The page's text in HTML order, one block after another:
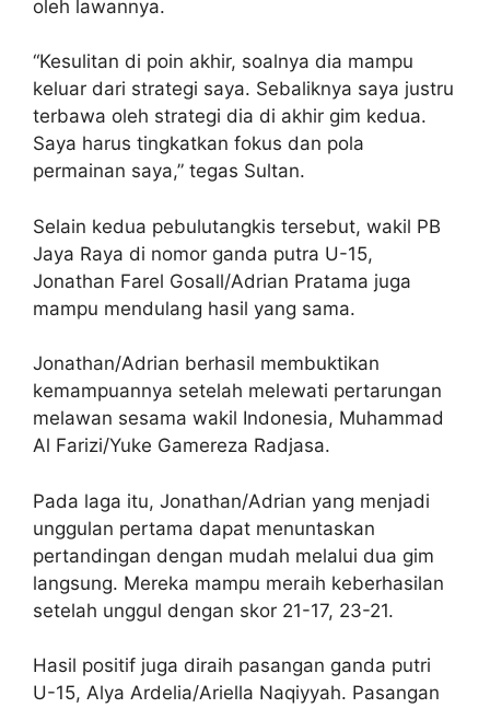
oleh lawannya.
“Kesulitan di poin akhir, soalnya dia mampu
keluar dari strategi saya. Sebaliknya saya justru
terbawa oleh strategi dia di akhir gim kedua.
Saya harus tingkatkan fokus dan pola
permainan saya,” tegas Sultan.
Selain kedua pebulutangkis tersebut, wakil PB
Jaya Raya di nomor ganda putra U-15,
Jonathan Farel Gosall/Adrian Pratama juga
mampu mendulang hasil yang sama.
Jonathan/Adrian berhasil membuktikan
kemampuannya setelah melewati pertarungan
melawan sesama wakil Indonesia, Muhammad
Al Farizi/Yuke Gamereza Radjasa.
Pada laga itu, Jonathan/Adrian yang menjadi
unggulan pertama dapat menuntaskan
pertandingan dengan mudah melalui dua gim
langsung. Mereka mampu meraih keberhasilan
setelah unggul dengan skor 21-17, 23-21.
Hasil positif juga diraih pasangan ganda putri
U-15, Alya Ardelia/Ariella Naqiyyah. Pasangan